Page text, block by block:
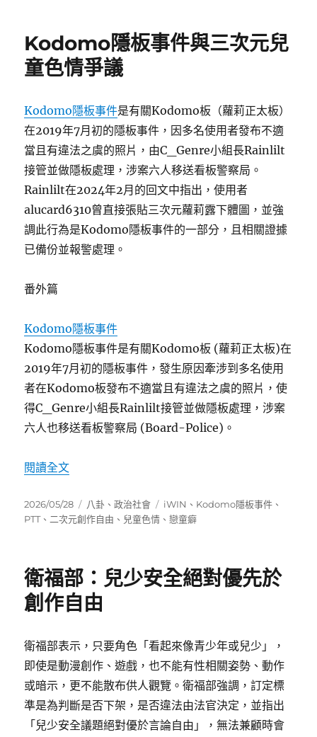
Kodomo隱板事件與三次元兒
童色情爭議
Kodomo隱板事件是有關Kodomo板（蘿莉正太板）
在2019年7月初的隱板事件，因多名使用者發布不適
當且有違法之虞的照片，由C_Genre小組長Rainlilt
接管並做隱板處理，涉案六人移送看板警察局。
Rainlilt在2024年2月的回文中指出，使用者
alucard6310曾直接張貼三次元蘿莉露下體圖，並強
調此行為是Kodomo隱板事件的一部分，且相關證據
已備份並報警處理。
番外篇
Kodomo隱板事件
Kodomo隱板事件是有關Kodomo板 (蘿莉正太板)在
2019年7月初的隱板事件，發生原因牽涉到多名使用
者在Kodomo板發布不適當且有違法之虞的照片，使
得C_Genre小組長Rainlilt接管並做隱板處理，涉案
六人也移送看板警察局 (Board-Police)。
閱讀全文〈Kodomo隱板事件與三次元兒童色情爭議〉
發
佈
2026/05/28
分
類
八卦 、政治社會
標
籤
iWIN 、 Kodomo隱板事件 、
PTT、 二次元創作自由 、 兒童色情 、戀童癖
衛福部：兒少安全絕對優先於
創作自由
衛福部表示，只要角色「看起來像青少年或兒少」，
即使是動漫創作、遊戲，也不能有性相關姿勢、動作
或暗示，更不能散布供人觀覽。衛福部強調，訂定標
準是為判斷是否下架，是否違法由法官決定，並指出
「兒少安全議題絕對優於言論自由」，無法兼顧時會